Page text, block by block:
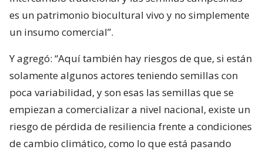
es un patrimonio biocultural vivo y no simplemente
un insumo comercial”.
Y agregó: “Aquí también hay riesgos de que, si están
solamente algunos actores teniendo semillas con
poca variabilidad, y son esas las semillas que se
empiezan a comercializar a nivel nacional, existe un
riesgo de pérdida de resiliencia frente a condiciones
de cambio climático, como lo que está pasando